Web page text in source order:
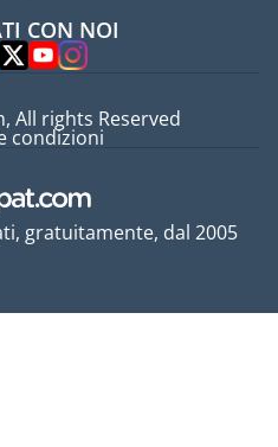
CON NOI
gratuitamente, dal 2005
All rights Reserved
condizioni